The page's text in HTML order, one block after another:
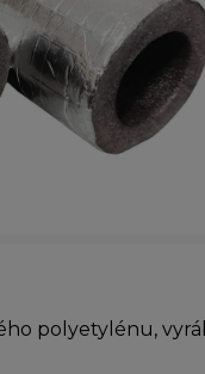
polyetylénu,